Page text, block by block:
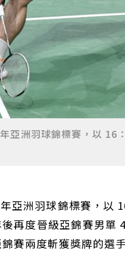
亞洲羽球錦標賽，以 16
亞洲羽球錦標賽，以
再度晉級亞錦賽男單
賽兩度斬獲獎牌的選